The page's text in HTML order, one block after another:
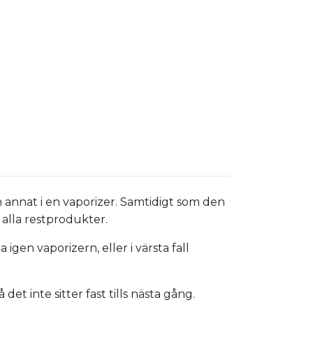
i en vaporizer. Samtidigt som den
alla restprodukter.
vaporizern, eller i värsta fall
inte sitter fast tills nästa gång.